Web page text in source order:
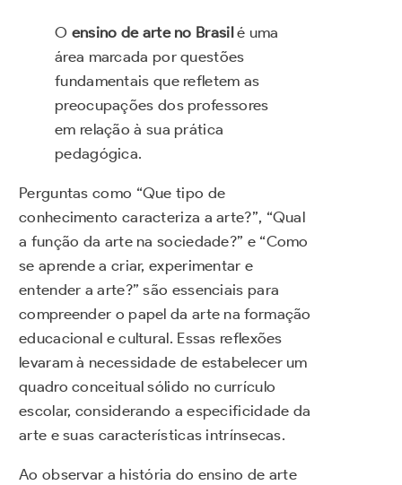
O ensino de arte no Brasilé uma
área marcada por questões
fundamentais que refletem as
preocupações dos professores
em relação à sua prática
pedagógica.
Perguntas como “Que tipo de
conhecimento caracteriza a arte?”, “Qual
a função da arte na sociedade?” e “Como
se aprende a criar, experimentar e
entender a arte?” são essenciais para
compreender o papel da arte na formação
educacional e cultural. Essas reflexões
levaram à necessidade de estabelecer um
quadro conceitual sólido no currículo
escolar, considerando a especificidade da
arte e suas características intrínsecas.
Ao observar a história do ensino de arte